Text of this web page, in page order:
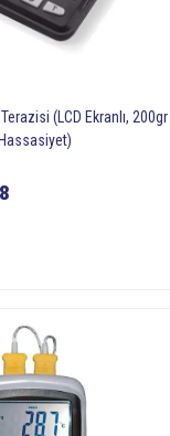
(LCD Ekranlı, 200gr